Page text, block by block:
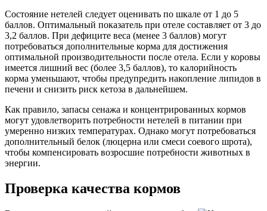
Состояние нетелей следует оценивать по шкале от 1 до 5
баллов. Оптимальный показатель при отеле составляет от 3 до
3,2 баллов. При дефиците веса (менее 3 баллов) могут
потребоваться дополнительные корма для достижения
оптимальной производительности после отела. Если у коровы
имеется лишний вес (более 3,5 баллов), то калорийность
корма уменьшают, чтобы предупредить накопление липидов в
печени и снизить риск кетоза в дальнейшем.
Как правило, запасы сенажа и концентрированных кормов
могут удовлетворить потребности нетелей в питании при
умеренно низких температурах. Однако могут потребоваться
дополнительный белок (люцерна или смеси соевого шрота),
чтобы компенсировать возросшие потребности животных в
энергии.
Проверка качества кормов